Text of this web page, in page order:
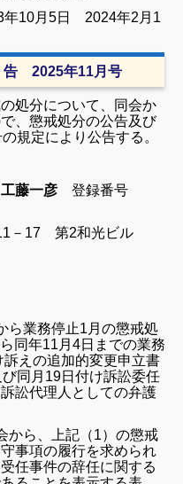
年10月5日 2024年2月1
告 2025年11月号
処分について、同会か
、懲戒処分の公告及び
規定により公告する。
藤一彦登録番号
－17 第2和光ビル
ら業務停止1月の懲戒処
同年11月4日までの業務
えの追加的変更申立書
同月19日付け訴訟委任
訟代理人としての弁護
から、上記（1）の懲戒
事項の履行を求められ
任事件の辞任に関する